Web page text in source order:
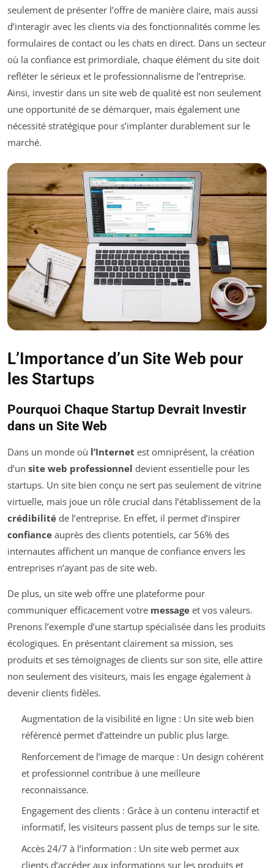
seulement de présenter l’offre de manière claire, mais aussi
d’interagir avec les clients via des fonctionnalités comme les
formulaires de contact ou les chats en direct. Dans un secteur
où la confiance est primordiale, chaque élément du site doit
refléter le sérieux et le professionnalisme de l’entreprise.
Ainsi, investir dans un site web de qualité est non seulement
une opportunité de se démarquer, mais également une
nécessité stratégique pour s’implanter durablement sur le
marché.
L’Importance d’un Site Web pour
les Startups
Pourquoi Chaque Startup Devrait Investir
dans un Site Web
Dans un monde où l’Internet est omniprésent, la création
d’un site web professionnel devient essentielle pour les
startups. Un site bien conçu ne sert pas seulement de vitrine
virtuelle, mais joue un rôle crucial dans l’établissement de la
crédibilité de l’entreprise. En effet, il permet d’inspirer
confiance auprès des clients potentiels, car 56% des
internautes affichent un manque de confiance envers les
entreprises n’ayant pas de site web.
De plus, un site web offre une plateforme pour
communiquer efficacement votre message et vos valeurs.
Prenons l’exemple d’une startup spécialisée dans les produits
écologiques. En présentant clairement sa mission, ses
produits et ses témoignages de clients sur son site, elle attire
non seulement des visiteurs, mais les engage également à
devenir clients fidèles.
Augmentation de la visibilité en ligne : Un site web bien
référencé permet d’atteindre un public plus large.
Renforcement de l’image de marque : Un design cohérent
et professionnel contribue à une meilleure
reconnaissance.
Engagement des clients : Grâce à un contenu interactif et
informatif, les visiteurs passent plus de temps sur le site.
Accès 24/7 à l’information : Un site web permet aux
clients d’accéder aux informations sur les produits et